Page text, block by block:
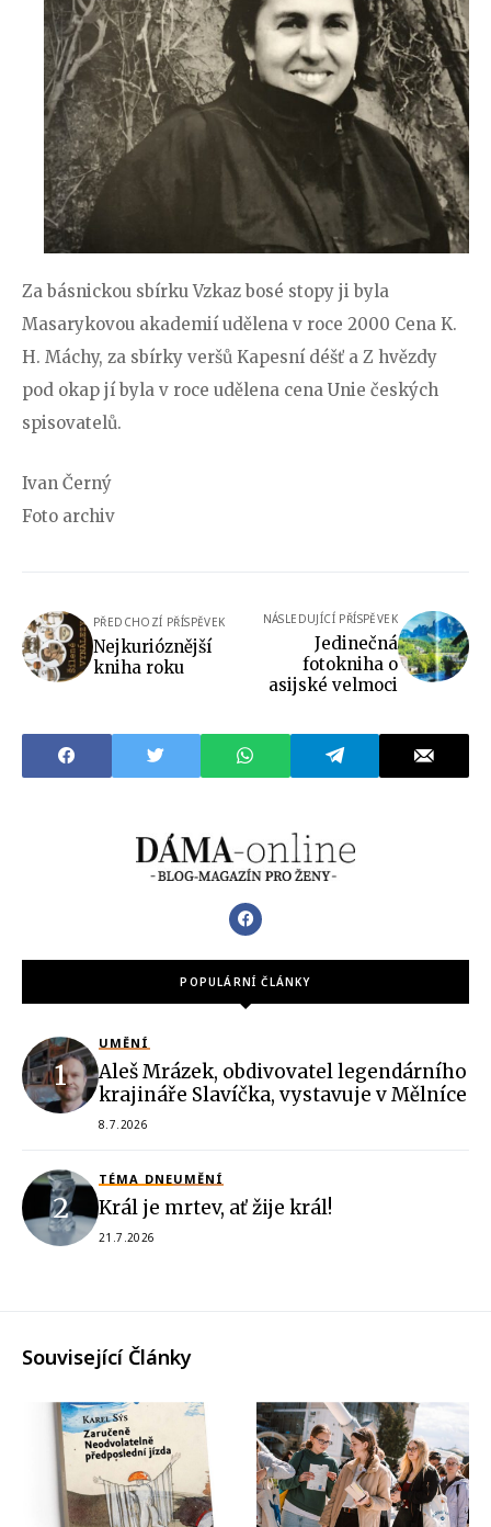
Za básnickou sbírku Vzkaz bosé stopy ji byla
Masarykovou akademií udělena v roce 2000 Cena K.
H. Máchy, za sbírky veršů Kapesní déšť a Z hvězdy
pod okap jí byla v roce udělena cena Unie českých
spisovatelů.
Ivan Černý
Foto archiv
PŘEDCHOZÍ PŘÍSPĚVEK
Nejkurióznější
kniha roku
NÁSLEDUJÍCÍ PŘÍSPĚVEK
Jedinečná
fotokniha o
asijské velmoci
POPULÁRNÍ ČLÁNKY
UMĚNÍ
Aleš Mrázek, obdivovatel legendárního
krajináře Slavíčka, vystavuje v Mělníce
8.7.2026
TÉMA DNEUMĚNÍ
Král je mrtev, ať žije král!
21.7.2026
Související Články